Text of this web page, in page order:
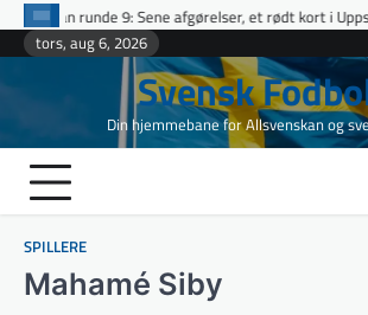
Skip9: Sene afgørelser, et rødt kort i Uppsala og fuldt
tors, aug 6, 2026
Svensk
Din hjemmebane for Allsvenskan og
SPILLERE
Mahamé Siby